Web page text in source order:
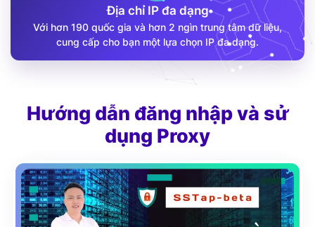
Địa chỉ IP đa dạng
Với hơn 190 quốc gia và hơn 2 ngìn trung tâm dữ liệu,
cung cấp cho bạn một lựa chọn IP đa dạng.
Hướng dẫn đăng nhập và sử
dụng Proxy